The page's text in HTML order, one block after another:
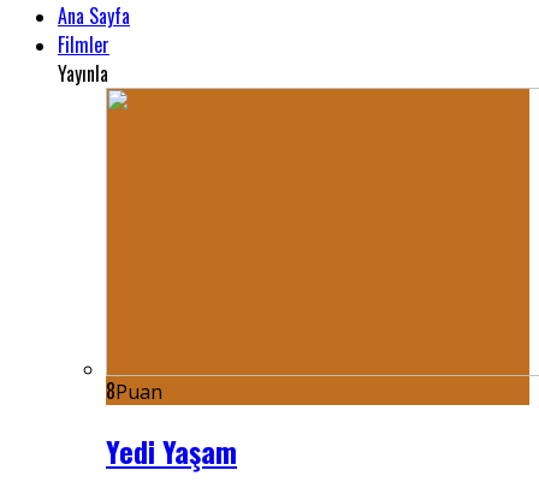
Ana Sayfa
Filmler
Yayınla
8Puan
Yedi Yaşam